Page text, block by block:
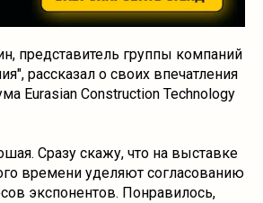
представитель группы компаний
рассказал о своих впечатления
Eurasian Construction Technology
Сразу скажу, что на выставке
времени уделяют согласованию
экспонентов. Понравилось,